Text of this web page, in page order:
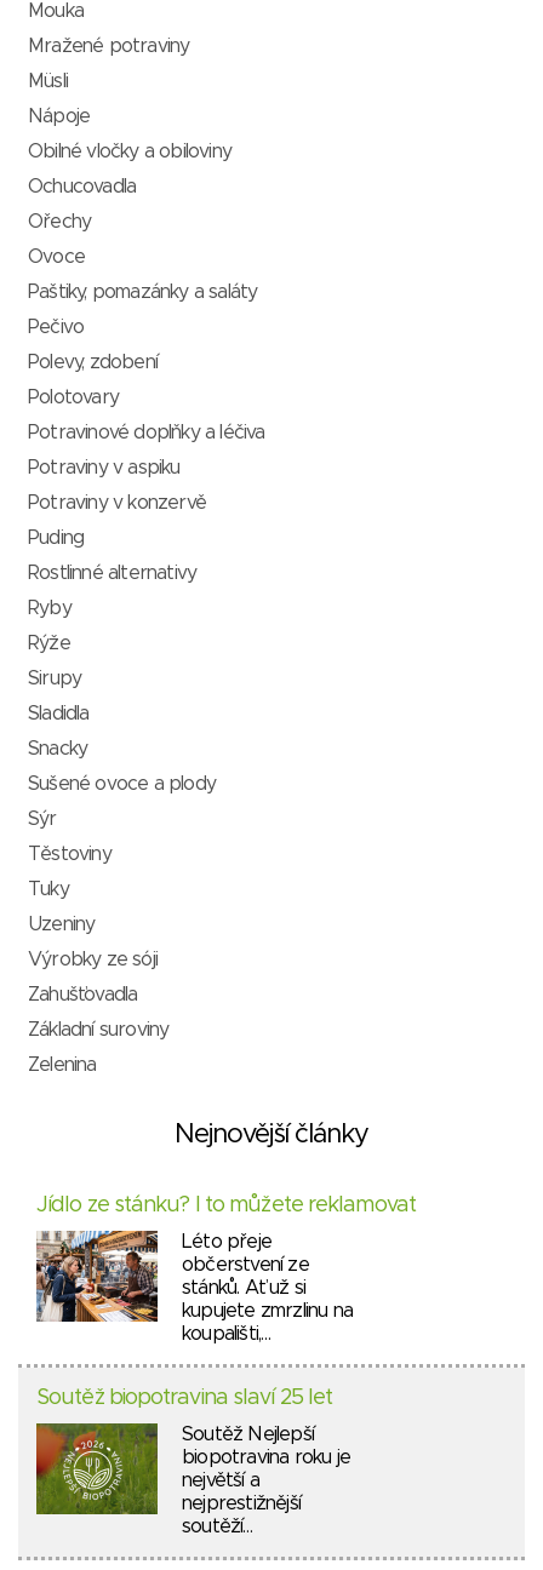
Mouka
Mražené potraviny
Müsli
Nápoje
Obilné vločky a obiloviny
Ochucovadla
Ořechy
Ovoce
Paštiky, pomazánky a saláty
Pečivo
Polevy, zdobení
Polotovary
Potravinové doplňky a léčiva
Potraviny v aspiku
Potraviny v konzervě
Puding
Rostlinné alternativy
Ryby
Rýže
Sirupy
Sladidla
Snacky
Sušené ovoce a plody
Sýr
Těstoviny
Tuky
Uzeniny
Výrobky ze sóji
Zahušťovadla
Základní suroviny
Zelenina
Nejnovější články
Jídlo ze stánku? I to můžete reklamovat
Léto přeje
občerstvení ze
stánků. Ať už si
kupujete zmrzlinu na
koupališti,…
Soutěž biopotravina slaví 25 let
Soutěž Nejlepší
biopotravina roku je
největší a
nejprestižnější
soutěží…